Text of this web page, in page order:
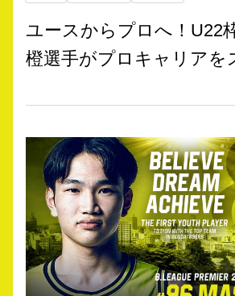
ユースからプロへ！U22
橙選手がプロキャリアを